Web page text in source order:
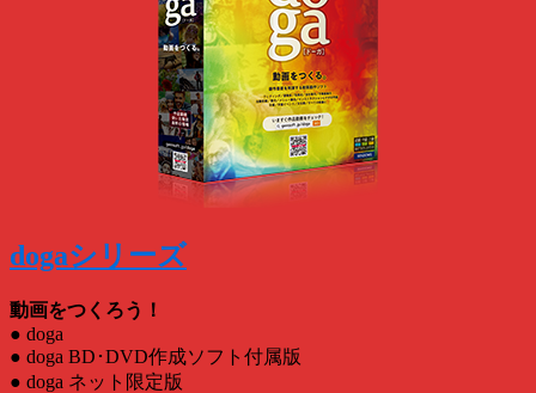
dogaシリーズ
動画をつくろう！
● doga
● doga BD･DVD作成ソフト付属版
● doga ネット限定版